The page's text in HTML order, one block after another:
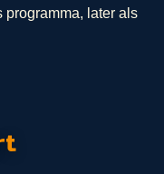
programma, later als